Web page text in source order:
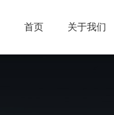
首页 关于我们